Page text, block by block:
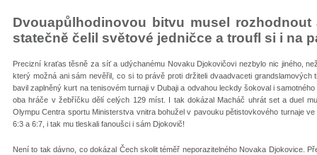
Dvouapůlhodinovou bitvu musel rozhodnout
statečně čelil světové jedničce a troufl si i na
Precizní kraťas těsně za síť a udýchanému Novaku Djokovičovi nezbylo nic jiného,
který možná ani sám nevěřil, co si to právě proti držiteli dvaadvaceti
bavil zaplněný kurt na tenisovém turnaji v Dubaji a odvahou leckdy šokoval i
oba hráče v žebříčku dělí celých 129 míst. I tak dokázal Macháč uhrát set a duel
Olympu Centra sportu Ministerstva vnitra bohužel v pavouku pětistovkového turnaje
6:3 a 6:7, i tak mu tleskali fanoušci i sám Djokovič!
Není to tak dávno, co dokázal Čech skolit téměř neporazitelného Novaka Djokovice.